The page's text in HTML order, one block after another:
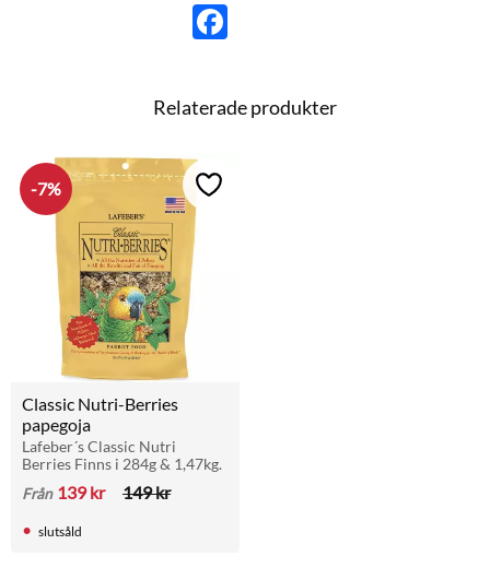
F
o
o
Relaterade produkter
Classic Nutri-Berries
papegoja
Lafeber´s Classic Nutri
Berries Finns i 284g & 1,47kg.
Från 139kr 149kr
7% Lägg till i favoriter
slutsåld